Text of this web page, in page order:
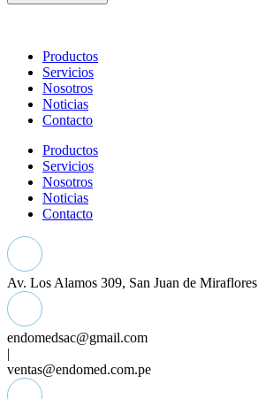
Productos
Servicios
Nosotros
Noticias
Contacto
Productos
Servicios
Nosotros
Noticias
Contacto
Av. Los Alamos 309, San Juan de Miraflores
endomedsac@gmail.com
|
ventas@endomed.com.pe